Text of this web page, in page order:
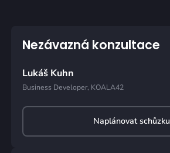
Nezávazná konzultace
Lukáš Kuhn
Business Developer, KOALA42
Naplánovat schůzku